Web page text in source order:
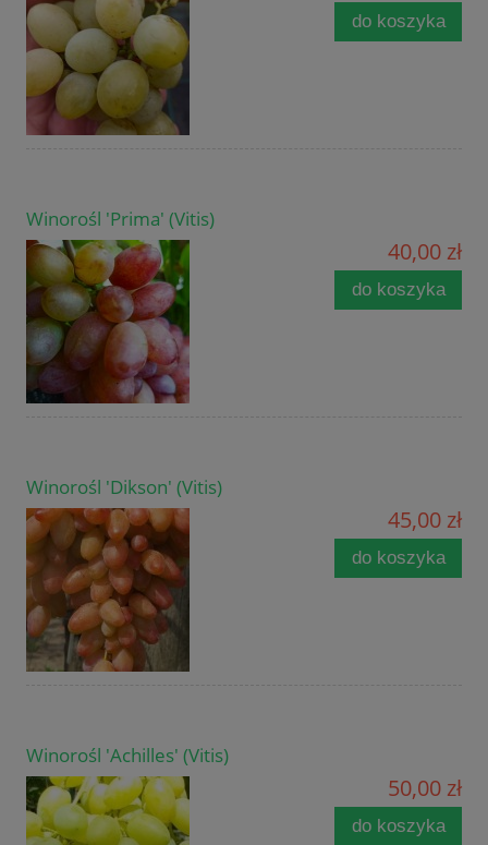
do koszyka
Winorośl 'Prima' (Vitis)
40,00 zł
do koszyka
Winorośl 'Dikson' (Vitis)
45,00 zł
do koszyka
Winorośl 'Achilles' (Vitis)
50,00 zł
do koszyka